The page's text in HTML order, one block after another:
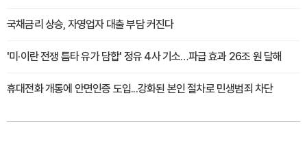
국채금리 상승, 자영업자 대출 부담 커진다
'미·이란 전쟁 틈타 유가 담합' 정유 4사 기소…파급 효과 26조 원 달해
휴대전화 개통에 안면인증 도입...강화된 본인 절차로 민생범죄 차단